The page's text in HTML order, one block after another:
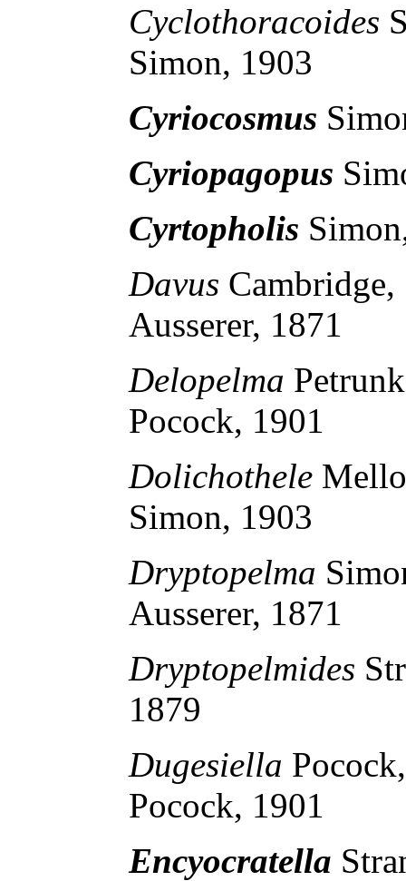
Cyclothoracoides
Simon, 1903
Cyriocosmus
Cyriopagopus
Cyrtopholis
Davus
Ausserer, 1871
Delopelma
Pocock, 1901
Dolichothele
Simon, 1903
Dryptopelma
Ausserer, 1871
Dryptopelmides
1879
Dugesiella
Pocock, 1901
Encyocratella